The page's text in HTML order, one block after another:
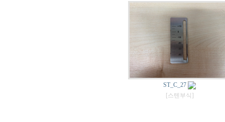
ST_C_27
[스텐부식]